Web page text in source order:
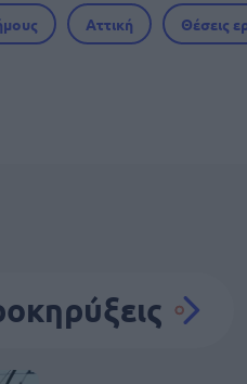
Αττική Θέσεις